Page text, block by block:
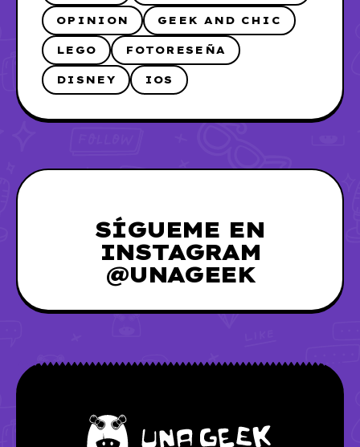
OPINION GEEK AND CHIC
LEGO FOTORESEÑA
DISNEY IOS
SÍGUEME EN
INSTAGRAM
@UNAGEEK